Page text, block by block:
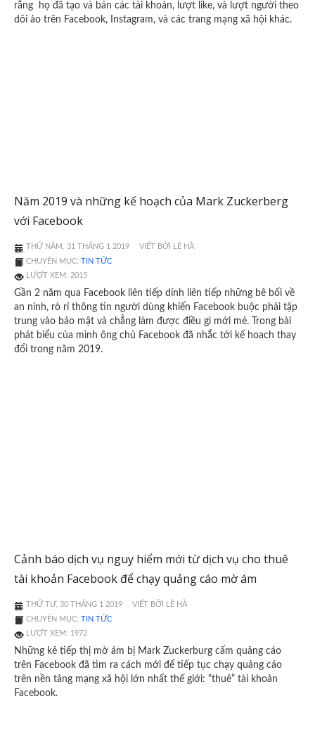
rằng họ đã tạo và bán các tài khoản, lượt like, và lượt người theo
dõi ảo trên Facebook, Instagram, và các trang mạng xã hội khác.
Năm 2019 và những kế hoạch của Mark Zuckerberg
với Facebook
THỨ NĂM, 31 THÁNG 1 2019
VIẾT BỞI LÊ HÀ
CHUYÊN MỤC: TIN TỨC
LƯỢT XEM: 2015
Gần 2 năm qua Facebook liên tiếp dính liên tiếp những bê bối về
an ninh, rò rỉ thông tin người dùng khiến Facebook buộc phải tập
trung vào bảo mật và chẳng làm được điều gì mới mẻ. Trong bài
phát biểu của mình ông chủ Facebook đã nhắc tới kế hoach thay
đổi trong năm 2019.
Cảnh báo dịch vụ nguy hiểm mới từ dịch vụ cho thuê
tài khoản Facebook để chạy quảng cáo mờ ám
THỨ TƯ, 30 THÁNG 1 2019
VIẾT BỞI LÊ HÀ
CHUYÊN MỤC: TIN TỨC
LƯỢT XEM: 1972
Những kẻ tiếp thị mờ ám bị Mark Zuckerburg cấm quảng cáo
trên Facebook đã tìm ra cách mới để tiếp tục chạy quảng cáo
trên nền tảng mạng xã hội lớn nhất thế giới: “thuê” tài khoản
Facebook.